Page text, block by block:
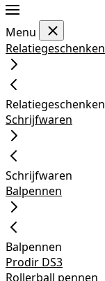
Menu
Relatiegeschenken
Relatiegeschenken
Schrijfwaren
Schrijfwaren
Balpennen
Balpennen
Prodir DS3
Rollerball pennen